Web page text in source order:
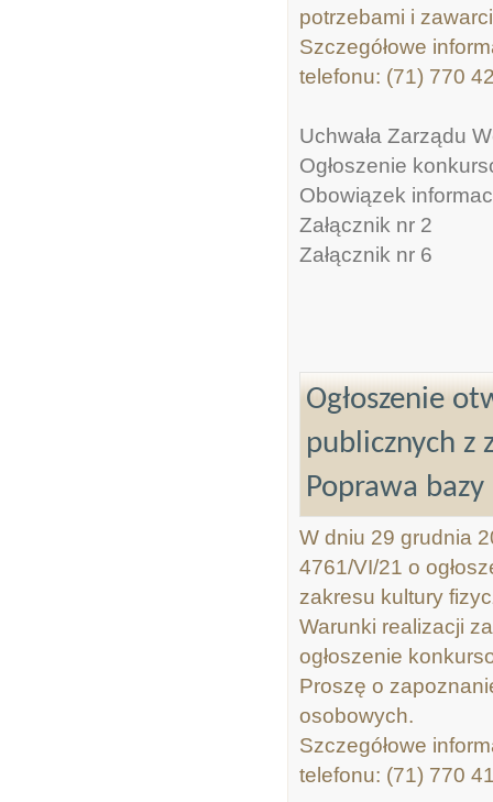
potrzebami i
Szczegółowe
telefonu: (71) 770
Uchwała Zarządu
Ogłoszenie
Obowiązek
Załącznik nr 2
Załącznik nr 6
Ogłoszenie
publicznych z
Poprawa
W dniu 29 grudnia
4761/VI/21 o
zakresu kultury
Warunki realizacji
ogłoszenie
Proszę o
osobowych.
Szczegółowe
telefonu: (71) 770